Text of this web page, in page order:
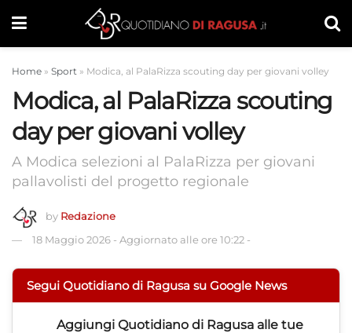
Home » Sport » Modica, al PalaRizza scouting day per giovani volley
Modica, al PalaRizza scouting
day per giovani volley
A Modica selezioni al PalaRizza per giovani
pallavolisti del progetto regionale
by Redazione
18 Maggio 2026 - Aggiornato alle ore 10:22 -
Segui Quotidiano di Ragusa su Google News
Aggiungi Quotidiano di Ragusa alle tue